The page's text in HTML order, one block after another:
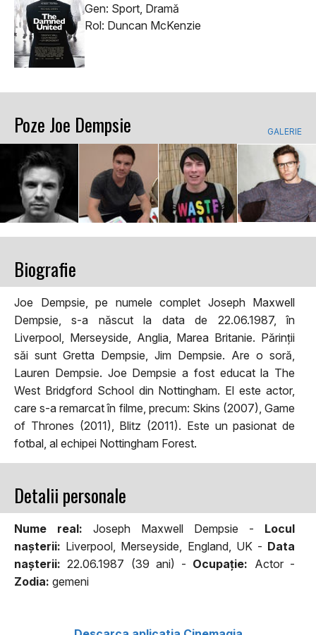
Gen: Sport, Dramă
Rol: Duncan McKenzie
Poze Joe Dempsie GALERIE
Biografie
Joe Dempsie, pe numele complet Joseph Maxwell
Dempsie, s-a născut la data de 22.06.1987, în
Liverpool, Merseyside, Anglia, Marea Britanie. Părinții
săi sunt Gretta Dempsie, Jim Dempsie. Are o soră,
Lauren Dempsie. Joe Dempsie a fost educat la The
West Bridgford School din Nottingham. El este actor,
care s-a remarcat în filme, precum: Skins (2007), Game
of Thrones (2011), Blitz (2011). Este un pasionat de
fotbal, al echipei Nottingham Forest.
Detalii personale
Nume real: Joseph Maxwell Dempsie - Locul
naşterii: Liverpool, Merseyside, England, UK - Data
naşterii: 22.06.1987 (39 ani) - Ocupaţie: Actor -
Zodia: gemeni